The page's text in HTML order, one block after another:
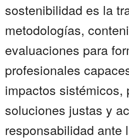
sostenibilidad es la
metodologías,
evaluaciones para
profesionales
impactos sistémicos,
soluciones justas y
responsabilidad ante